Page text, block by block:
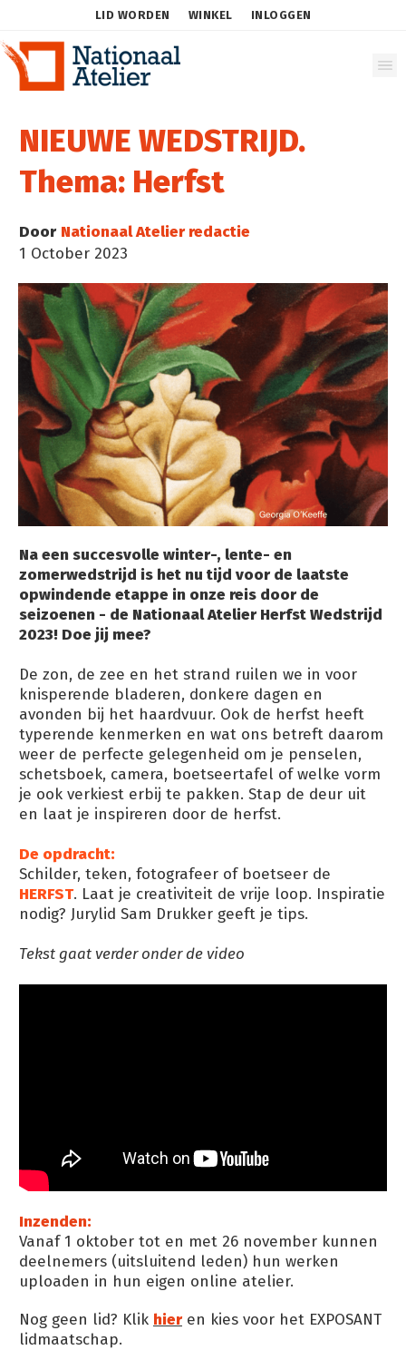
LID WORDEN WINKEL INLOGGEN
NIEUWE WEDSTRIJD.
Thema: Herfst
Door Nationaal Atelier redactie
1 October 2023
Na een succesvolle winter-, lente- en
zomerwedstrijd is het nu tijd voor de laatste
opwindende etappe in onze reis door de
seizoenen - de Nationaal Atelier Herfst Wedstrijd
2023! Doe jij mee?
De zon, de zee en het strand ruilen we in voor
knisperende bladeren, donkere dagen en
avonden bij het haardvuur. Ook de herfst heeft
typerende kenmerken en wat ons betreft daarom
weer de perfecte gelegenheid om je penselen,
schetsboek, camera, boetseertafel of welke vorm
je ook verkiest erbij te pakken. Stap de deur uit
en laat je inspireren door de herfst.
De opdracht:
Schilder, teken, fotografeer of boetseer de
HERFST. Laat je creativiteit de vrije loop. Inspiratie
nodig? Jurylid Sam Drukker geeft je tips.
Tekst gaat verder onder de video
Inzenden:
Vanaf 1 oktober tot en met 26 november kunnen
deelnemers (uitsluitend leden) hun werken
uploaden in hun eigen online atelier.
Nog geen lid? Klik hieren kies voor het EXPOSANT
lidmaatschap.